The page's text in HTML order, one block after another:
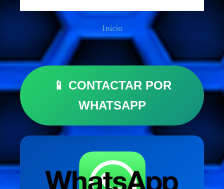
Inicio
📱 CONTACTAR POR
WHATSAPP